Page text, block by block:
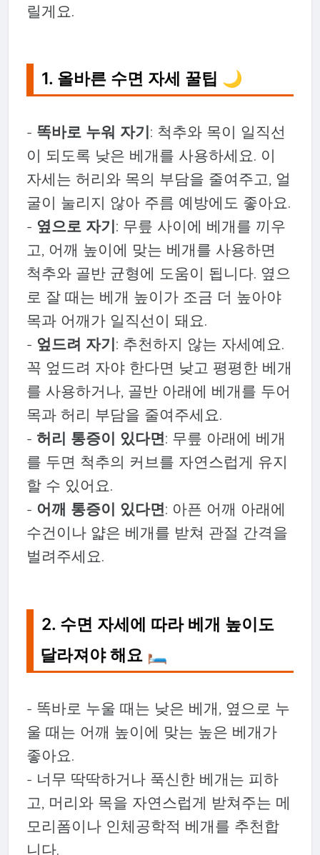
릴게요.
1. 올바른 수면 자세 꿀팁 🌙
- 똑바로 누워 자기: 척추와 목이 일직선
이 되도록 낮은 베개를 사용하세요. 이
자세는 허리와 목의 부담을 줄여주고, 얼
굴이 눌리지 않아 주름 예방에도 좋아요.
- 옆으로 자기: 무릎 사이에 베개를 끼우
고, 어깨 높이에 맞는 베개를 사용하면
척추와 골반 균형에 도움이 됩니다. 옆으
로 잘 때는 베개 높이가 조금 더 높아야
목과 어깨가 일직선이 돼요.
- 엎드려 자기: 추천하지 않는 자세예요.
꼭 엎드려 자야 한다면 낮고 평평한 베개
를 사용하거나, 골반 아래에 베개를 두어
목과 허리 부담을 줄여주세요.
- 허리 통증이 있다면: 무릎 아래에 베개
를 두면 척추의 커브를 자연스럽게 유지
할 수 있어요.
- 어깨 통증이 있다면: 아픈 어깨 아래에
수건이나 얇은 베개를 받쳐 관절 간격을
벌려주세요.
2. 수면 자세에 따라 베개 높이도
달라져야 해요 🛏️
- 똑바로 누울 때는 낮은 베개, 옆으로 누
울 때는 어깨 높이에 맞는 높은 베개가
좋아요.
- 너무 딱딱하거나 푹신한 베개는 피하
고, 머리와 목을 자연스럽게 받쳐주는 메
모리폼이나 인체공학적 베개를 추천합
니다.